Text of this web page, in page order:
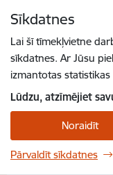
Sīkdatnes
Lai šī tīmekļvietne
sīkdatnes. Ar Jūsu
izmantotas
Lūdzu, atzīmējiet
Noraidīt
Pārvaldīt sīkdatnes